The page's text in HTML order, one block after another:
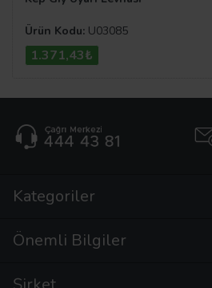
Ürün Kodu: U03085
1.371,43₺
Kategoriler
Önemli Bilgiler